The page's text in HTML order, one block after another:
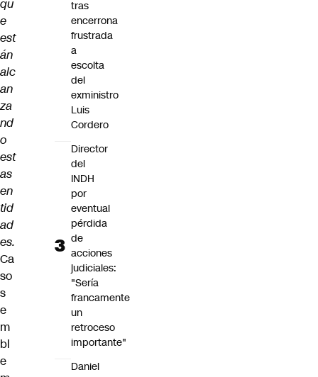
qu
e
est
án
alc
an
za
nd
o
est
as
en
tid
ad
es.
Ca
so
s
e
m
bl
e
tras
encerrona
frustrada
a
escolta
del
exministro
Luis
Cordero
Director
del
INDH
por
eventual
pérdida
de
acciones
judiciales:
"Sería
francamente
un
retroceso
importante"
Daniel